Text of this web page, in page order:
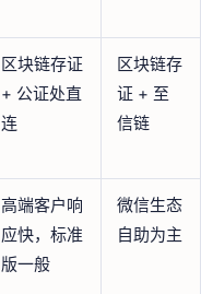
区块链存证
+ 公证处直
连
区块链存
证 + 至
信链
高端客户响
应快，标准
版一般
微信生态
自助为主